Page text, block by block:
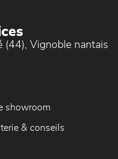
(44), Vignoble nantais
showroom
& conseils